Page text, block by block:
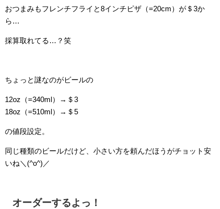
おつまみもフレンチフライと8インチピザ（=20cm）が＄3か
ら…
採算取れてる…？笑
ちょっと謎なのがビールの
12oz（=340ml）→＄3
18oz（=510ml）→＄5
の値段設定。
同じ種類のビールだけど、小さい方を頼んだほうがチョット安
いね＼(^o^)／
オーダーするよっ！